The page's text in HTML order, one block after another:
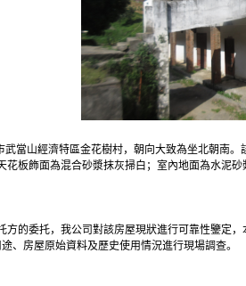
當山經濟特區金花樹村，朝向大致為坐北朝南
板飾面為混合砂漿抹灰掃白；室內地面為水
的委托，我公司對該房屋現狀進行可靠性鑒定，
、房屋原始資料及歷史使用情況進行現場調查。